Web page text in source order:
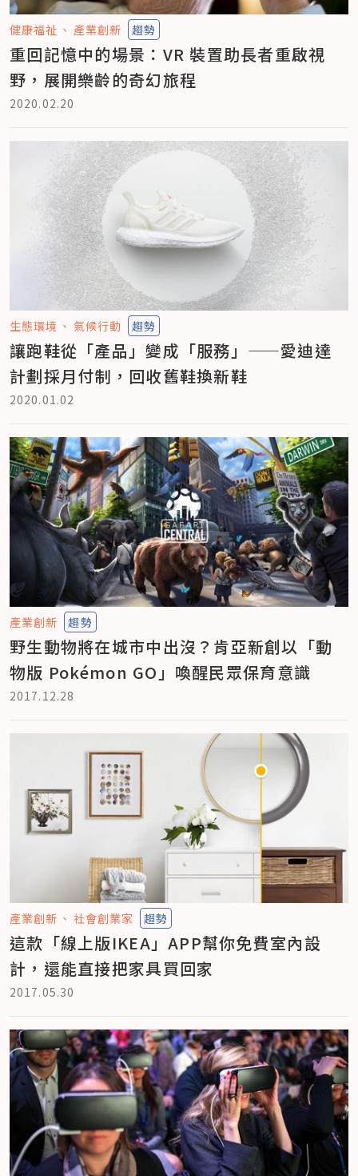
健康福祉 產業創新 趨勢
重回記憶中的場景：VR 裝置助長者重啟視
野，展開樂齡的奇幻旅程
2020.02.20
生態環境 氣候行動 趨勢
讓跑鞋從「產品」變成「服務」——愛迪達
計劃採月付制，回收舊鞋換新鞋
2020.01.02
產業創新 趨勢
野生動物將在城市中出沒？肯亞新創以「動
物版 Pokémon GO」喚醒民眾保育意識
2017.12.28
產業創新 社會創業家 趨勢
這款「線上版IKEA」APP幫你免費室內設
計，還能直接把家具買回家
2017.05.30